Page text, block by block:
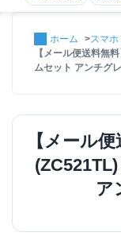
ホーム スマホ
【メール便送料無
ムセット アンチグ
【メール
ア